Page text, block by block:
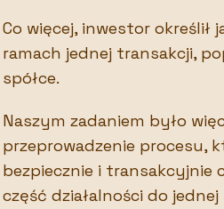
Co więcej, inwestor określił
ramach jednej transakcji,
spółce.
Naszym zadaniem było
przeprowadzenie procesu,
bezpiecznie i transakcyjnie
część działalności do